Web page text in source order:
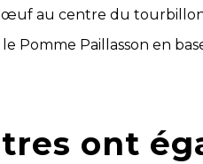
au centre du tourbillon
le Pomme Paillasson en
ont